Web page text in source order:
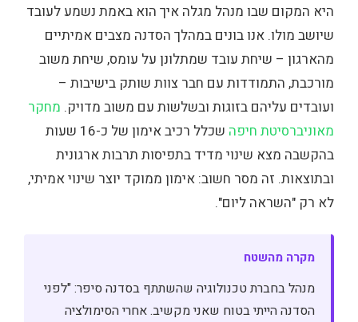
היא המקום שבו מנהל מגלה איך הוא באמת נשמע לעובד
שיושב מולו. אנו בונים במהלך הסדנה מצבים אמיתיים
מהארגון – שיחת עובד שמתלונן על עומס, שיחת משוב
מורכבת, התמודדות עם חבר צוות שותק בישיבות –
ועובדים עליהם בזוגות ובשלשות עם משוב מדויק. מחקר
מאוניברסיטת חיפה
שכלל רכיב אימון של כ-16 שעות
בהקשבה מצא שינוי מדיד בתפיסות תרבות ארגונית
ובתוצאות. זה מסר חשוב: אימון ממוקד יוצר שינוי אמיתי,
לא רק "השראה ליום".
מקרה מהשטח
מנהל בחברת טכנולוגיה שהשתתף בסדנה סיפר: "לפני
הסדנה הייתי בטוח שאני מקשיב. אחרי הסימולציה